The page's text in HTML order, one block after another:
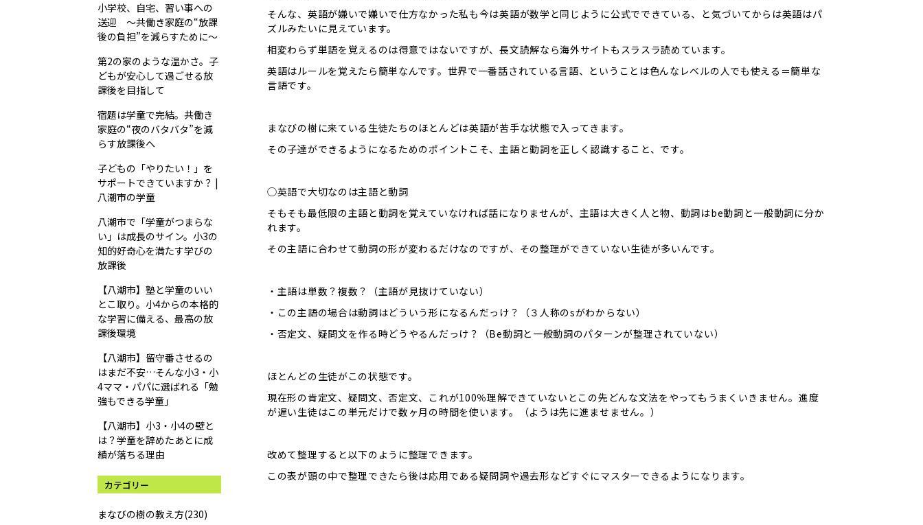
小学校、自宅、習い事への
送迎 ～共働き家庭の“放課
後の負担”を減らすために～
第2の家のような温かさ。子
どもが安心して過ごせる放
課後を目指して
宿題は学童で完結。共働き
家庭の“夜のバタバタ”を減
らす放課後へ
子どもの「やりたい！」を
サポートできていますか？ |
八潮市の学童
八潮市で「学童がつまらな
い」は成長のサイン。小3の
知的好奇心を満たす学びの
放課後
【八潮市】塾と学童のいい
とこ取り。小4からの本格的
な学習に備える、最高の放
課後環境
【八潮市】留守番させるの
はまだ不安…そんな小3・小
4ママ・パパに選ばれる「勉
強もできる学童」
【八潮市】小3・小4の壁と
は？学童を辞めたあとに成
績が落ちる理由
カテゴリー
まなびの樹の教え方(230)
そんな、英語が嫌いで嫌いで仕方なかった私も今は英語が数学と同じように公式でできている、と気づいてからは英語はパ
ズルみたいに見えています。
相変わらず単語を覚えるのは得意ではないですが、長文読解なら海外サイトもスラスラ読めています。
英語はルールを覚えたら簡単なんです。世界で一番話されている言語、ということは色んなレベルの人でも使える＝簡単な
言語です。
まなびの樹に来ている生徒たちのほとんどは英語が苦手な状態で入ってきます。
その子達ができるようになるためのポイントこそ、主語と動詞を正しく認識すること、です。
◯英語で大切なのは主語と動詞
そもそも最低限の主語と動詞を覚えていなければ話になりませんが、主語は大きく人と物、動詞はbe動詞と一般動詞に分か
れます。
その主語に合わせて動詞の形が変わるだけなのですが、その整理ができていない生徒が多いんです。
・主語は単数？複数？（主語が見抜けていない）
・この主語の場合は動詞はどういう形になるんだっけ？（３人称のsがわからない）
・否定文、疑問文を作る時どうやるんだっけ？（Be動詞と一般動詞のパターンが整理されていない）
ほとんどの生徒がこの状態です。
現在形の肯定文、疑問文、否定文、これが100％理解できていないとこの先どんな文法をやってもうまくいきません。進度
が遅い生徒はこの単元だけで数ヶ月の時間を使います。（ようは先に進ませません。）
改めて整理すると以下のように整理できます。
この表が頭の中で整理できたら後は応用である疑問詞や過去形などすぐにマスターできるようになります。